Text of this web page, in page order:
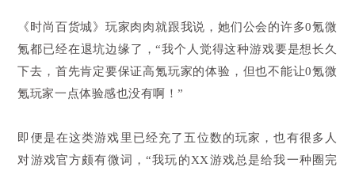
《时尚百货城》玩家肉肉就跟我说，她们公会的许多0氪微
氪都已经在退坑边缘了，“我个人觉得这种游戏要是想长久
下去，首先肯定要保证高氪玩家的体验，但也不能让0氪微
氪玩家一点体验感也没有啊！”
即便是在这类游戏里已经充了五位数的玩家，也有很多人
对游戏官方颇有微词，“我玩的XX游戏总是给我一种圈完